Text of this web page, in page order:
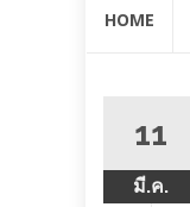
HOME
11
มี.ค.